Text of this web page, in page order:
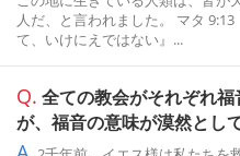
人だ、と言われました。 マタ
て、いけにえではない』...
Q. 全ての教会がそれぞれ
が、福音の意味が漠然とし